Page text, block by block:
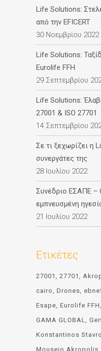
Life Solutions:
από την EFICERT
30 Νοεμβρίου 2022
Life Solutions:
Eurolife FFH
29 Σεπτεμβρίου
Life Solutions:
27001 & ISO 27701
14 Σεπτεμβρίου
Σε τι ξεχωρίζει η
συνεργάτες της
28 Ιουλίου 2022
Συνέδριο ΕΣΑΠΕ –
εμπνευσμένη
21 Ιουλίου 2022
Ετικέτες
27001 27701
cairo
Drones
Esape Eurolife FFH
GAMA GLOBAL
Konstantinos
Mouseio Akropolis